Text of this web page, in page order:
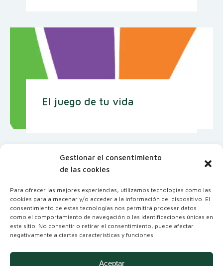
Gestionar el consentimiento
de las cookies
Para ofrecer las mejores experiencias, utilizamos tecnologías como las
cookies para almacenar y/o acceder a la información del dispositivo. El
consentimiento de estas tecnologías nos permitirá procesar datos
como el comportamiento de navegación o las identificaciones únicas en
este sitio. No consentir o retirar el consentimiento, puede afectar
negativamente a ciertas características y funciones.
Aceptar
El juego de tu vida
Coordinadora Andaluza de Organizaciones